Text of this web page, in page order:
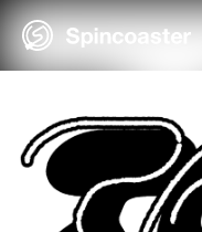
Skip
content